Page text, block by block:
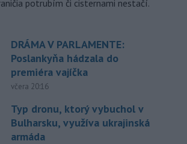
potrubím či cisternami nestačí.
DRÁMA V PARLAMENTE:
Poslankyňa hádzala do
premiéra vajíčka
včera 20:16
Typ dronu, ktorý vybuchol v
Bulharsku, využíva ukrajinská
armáda